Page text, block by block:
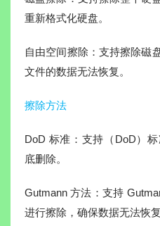
重新格式化硬盘。
自由空间擦除：支持擦除磁
文件的数据无法恢复。
擦除方法
DoD 标准：支持（DoD）
底删除。
Gutmann 方法：支持
进行擦除，确保数据无法恢复